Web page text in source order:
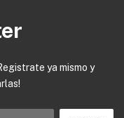
ya mismo y